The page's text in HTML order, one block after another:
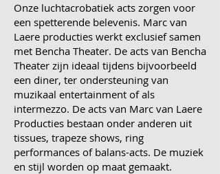
Onze luchtacrobatiek acts zorgen voor
een spetterende belevenis. Marc van
Laere producties werkt exclusief samen
met Bencha Theater. De acts van Bencha
Theater zijn ideaal tijdens bijvoorbeeld
een diner, ter ondersteuning van
muzikaal entertainment of als
intermezzo. De acts van Marc van Laere
Producties bestaan onder anderen uit
tissues, trapeze shows, ring
performances of balans-acts. De muziek
en stijl worden op maat gemaakt.